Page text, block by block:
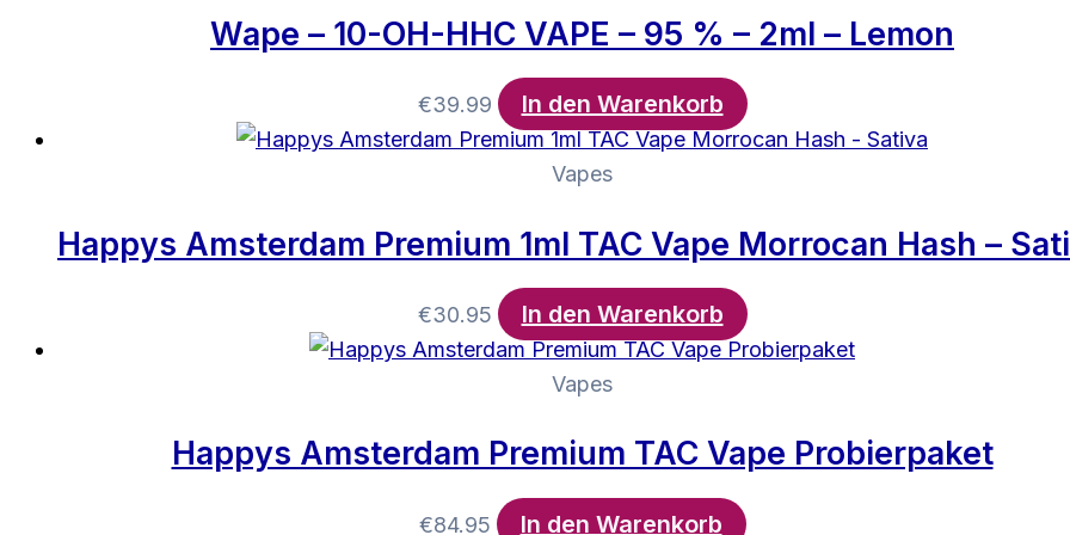
Wape – 10-OH-HHC VAPE – 95 % – 2ml – Lemon
€39.99 In den Warenkorb
Vapes
Happys Amsterdam Premium 1ml TAC Vape Morrocan Hash –
€30.95 In den Warenkorb
Vapes
Happys Amsterdam Premium TAC Vape Probierpaket
€84.95 In den Warenkorb